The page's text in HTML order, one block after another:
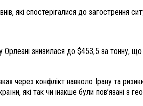
які спостерігалися до загострення
знизилася до $453,5 за тонну,
через конфлікт навколо Ірану та
які так чи інакше були пов’язані з